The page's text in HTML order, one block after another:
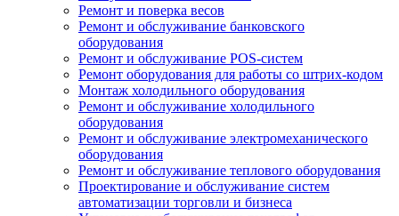
Ремонт и поверка весов
Ремонт и обслуживание банковского
оборудования
Ремонт и обслуживание POS-систем
Ремонт оборудования для работы со штрих-кодом
Монтаж холодильного оборудования
Ремонт и обслуживание холодильного
оборудования
Ремонт и обслуживание электромеханического
оборудования
Ремонт и обслуживание теплового оборудования
Проектирование и обслуживание систем
автоматизации торговли и бизнеса